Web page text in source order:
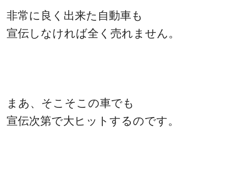
非常に良く出来た自動車も
宣伝しなければ全く売れません。
まあ、そこそこの車でも
宣伝次第で大ヒットするのです。